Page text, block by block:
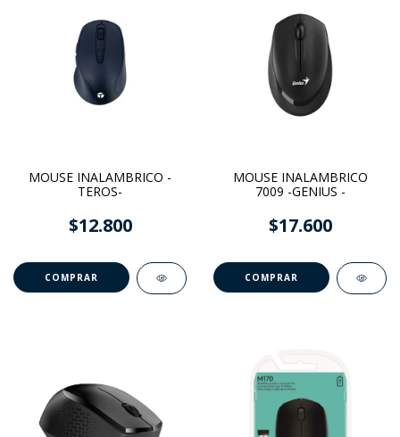
MOUSE INALAMBRICO -
TEROS-
$12.800
MOUSE INALAMBRICO
7009 -GENIUS -
$17.600
COMPRAR